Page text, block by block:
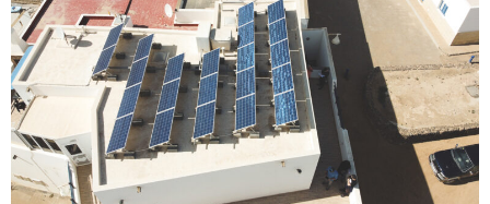
Necesarias
Estas
cookies no
son
opcionales.